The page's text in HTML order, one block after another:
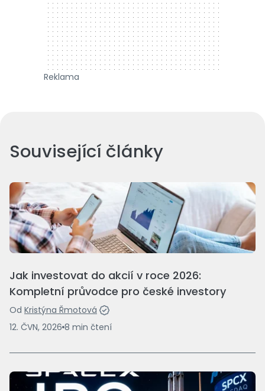
Reklama
Související články
Jak investovat do akcií v roce 2026:
Kompletní průvodce pro české investory
Od Kristýna Řmotová
12. ČVN, 2026 8 min čtení